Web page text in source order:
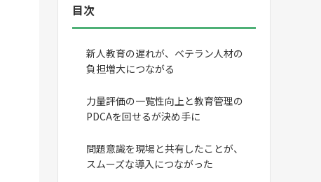
目次
新人教育の遅れが、ベテラン人材の
負担増大につながる
力量評価の一覧性向上と教育管理の
PDCAを回せるが決め手に
問題意識を現場と共有したことが、
スムーズな導入につながった